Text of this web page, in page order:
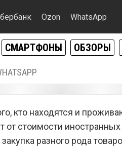
Ozon WhatsApp
СМАРТФОНЫ ОБЗОРЫ
подорожали.
обвалился в
кто находятся и
от стоимости иностранных
разного рода